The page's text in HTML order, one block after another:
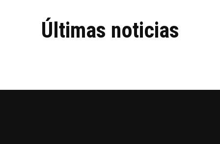
Últimas noticias